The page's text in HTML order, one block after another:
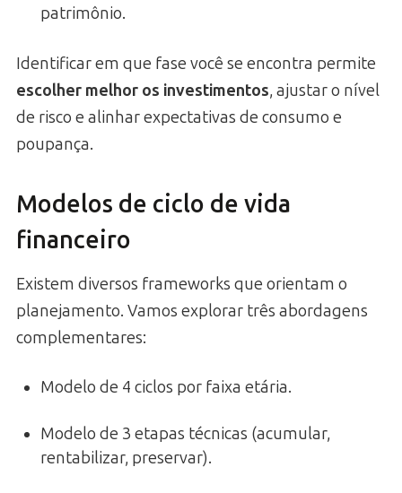
patrimônio.
Identificar em que fase você se encontra permite
escolher melhor os investimentos, ajustar o nível
de risco e alinhar expectativas de consumo e
poupança.
Modelos de ciclo de vida
financeiro
Existem diversos frameworks que orientam o
planejamento. Vamos explorar três abordagens
complementares:
Modelo de 4 ciclos por faixa etária.
Modelo de 3 etapas técnicas (acumular,
rentabilizar, preservar).